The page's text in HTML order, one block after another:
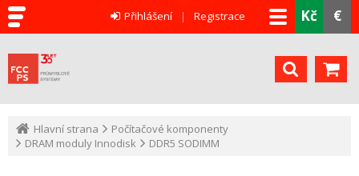
Kč €
Přihlášení Registrace
Hlavní strana
Počítačové komponenty
DRAM moduly Innodisk
DDR5 SODIMM